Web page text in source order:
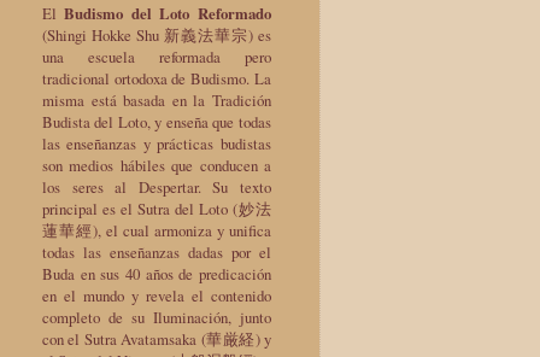
ElBudismo del Loto Reformado
(Shingi Hokke Shu 新義法華宗) es
una escuela reformada pero
tradicional ortodoxa de Budismo. La
misma está basada en la Tradición
Budista del Loto, y enseña que todas
las enseñanzas y prácticas budistas
son medios hábiles que conducen a
los seres al Despertar. Su texto
principal es el Sutra del Loto (妙法
蓮華經), el cual armoniza y unifica
todas las enseñanzas dadas por el
Buda en sus 40 años de predicación
en el mundo y revela el contenido
completo de su Iluminación, junto
con el Sutra Avatamsaka (華厳経) y